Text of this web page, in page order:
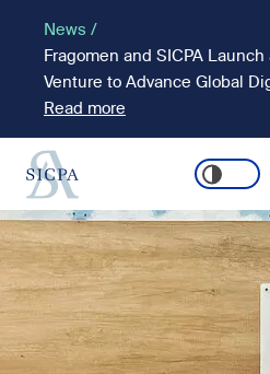
conteúdo
principal
News /
Fragomen and SICPA
Venture to Advance Global
Read more
Main
Imagem